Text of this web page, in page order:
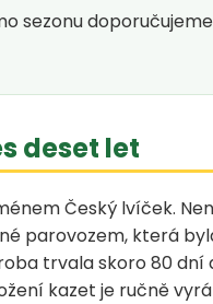
sezonu
deset let
Český lvíček.
parovozem, která
trvala skoro 80 dní
kazet je ručně